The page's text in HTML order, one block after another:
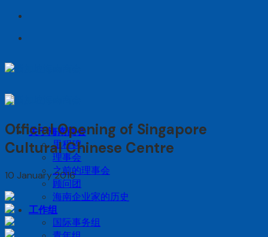
Skip
content
关于海南商会
里程碑
理事会
之前的理事会
顾问团
海南企业家的历史
工作组
国际事务组
Official Opening of Singapore
Cultural Chinese Centre
10 January 2016